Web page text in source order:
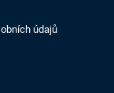
údajů